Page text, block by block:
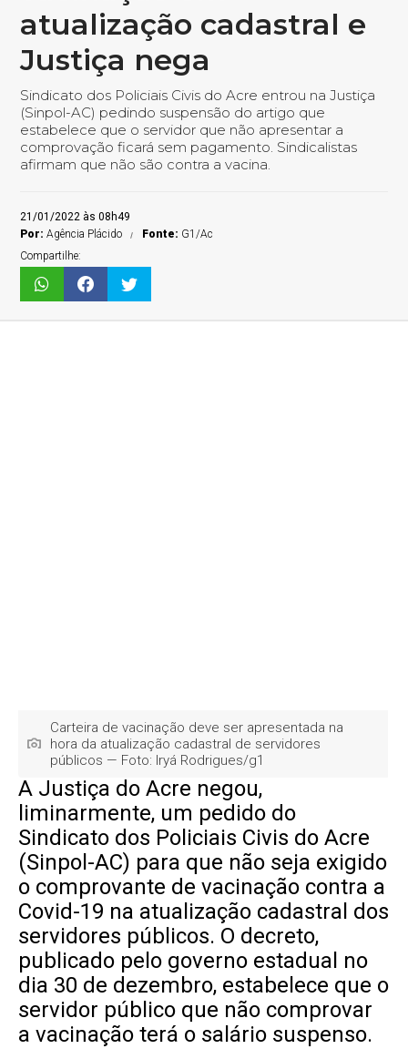
atualização cadastral e
Justiça nega
Sindicato dos Policiais Civis do Acre entrou na Justiça
(Sinpol-AC) pedindo suspensão do artigo que
estabelece que o servidor que não apresentar a
comprovação ficará sem pagamento. Sindicalistas
afirmam que não são contra a vacina.
21/01/2022 às 08h49
Por: Agência Plácido Fonte: G1/Ac
Compartilhe:
Carteira de vacinação deve ser apresentada na
hora da atualização cadastral de servidores
públicos — Foto: Iryá Rodrigues/g1
A Justiça do Acre negou,
liminarmente, um pedido do
Sindicato dos Policiais Civis do Acre
(Sinpol-AC) para que não seja exigido
o comprovante de vacinação contra a
Covid-19 na atualização cadastral dos
servidores públicos. O decreto,
publicado pelo governo estadual no
dia 30 de dezembro, estabelece que o
servidor público que não comprovar
a vacinação terá o salário suspenso.